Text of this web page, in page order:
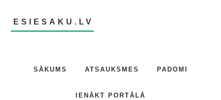
main
primary
footerESIESAKU.LV
SĀKUMS ATSAUKSMES PADOMI
IENĀKT PORTĀLĀ